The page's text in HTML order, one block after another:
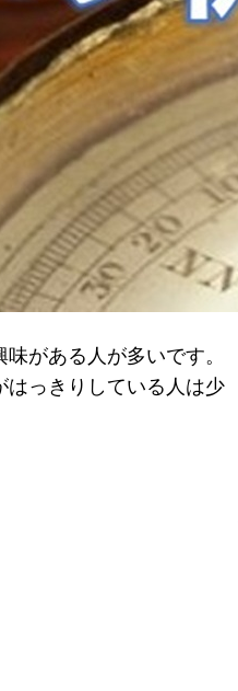
がある人が多いです。
はっきりしている人は少